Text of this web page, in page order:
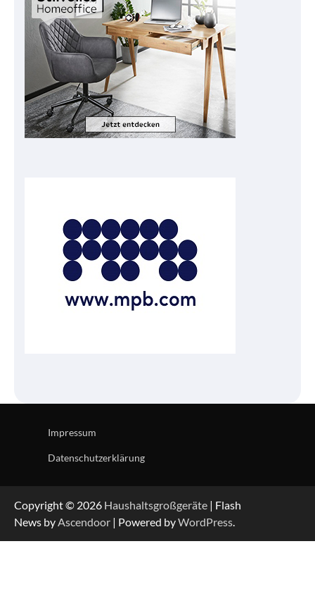
Impressum
Datenschutzerklärung
Copyright © 2026 Haushaltsgroßgeräte | Flash
News byAscendoor | Powered byWordPress.